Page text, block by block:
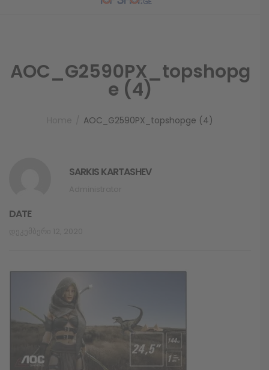
AOC_G2590PX_topshopg
e (4)
AOC_G2590PX_topshopge (4)
SARKIS KARTASHEV
DATE